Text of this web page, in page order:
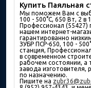
Купить Паяльная
Мы поможем Вам с
100 - 500°С, 650 Вт, 2 в
Профессионал (55427)
нашем интернет-
гарантированно
ЗУБР ПСР-650, 100 -
станция,
в современном
рабочем состоянии, а
завода изготовителя,
по назначению.
Пишите на